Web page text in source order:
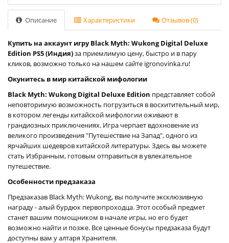
Описание Характеристики Отзывов (0)
Купить на аккаунт игру Black Myth: Wukong Digital Deluxe
Edition PS5 (Индия)за приемлимую цену, быстро и в пару
кликов, возможно только на нашем сайте igronovinka.ru!
Окунитесь в мир китайской мифологии
Black Myth: Wukong Digital Deluxe Edition представляет собой
неповторимую возможность погрузиться в восхитительный мир,
в котором легенды китайской мифологии оживают в
грандиозных приключениях. Игра черпает вдохновение из
великого произведения "Путешествие на Запад", одного из
ярчайших шедевров китайской литературы. Здесь вы можете
стать Избранным, готовым отправиться в увлекательное
путешествие.
Особенности предзаказа
Предзаказав Black Myth: Wukong, вы получите эксклюзивную
награду - алый бурдюк первопроходца. Этот особый предмет
станет вашим помощником в начале игры, но его будет
возможно найти и позже. Все ценные бонусы предзаказа будут
доступны вам у алтаря Хранителя.